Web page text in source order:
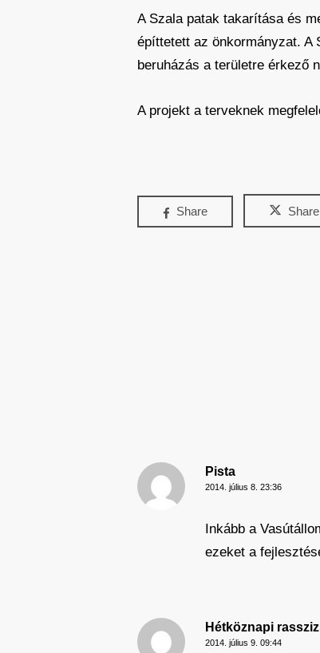
A Szala patak takarítása és
építtetett az önkormányzat. A
beruházás a területre érkező
A projekt a terveknek
Share Share
Pista
2014. július 8. 23:36
Inkább a
ezeket a
Hétköznapi
2014. július 9. 09:44